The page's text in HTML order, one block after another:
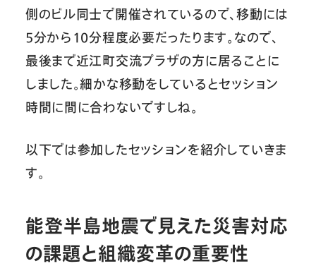
側のビル同士で開催されているので、移動には
5分から10分程度必要だったります。なので、
最後まで近江町交流プラザの方に居ることに
しました。細かな移動をしているとセッション
時間に間に合わないですしね。
以下では参加したセッションを紹介していきま
す。
能登半島地震で見えた災害対応
の課題と組織変革の重要性